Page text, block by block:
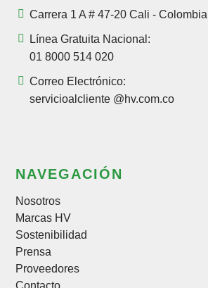
Carrera 1 A # 47-20 Cali - Colombia
Línea Gratuita Nacional:
01 8000 514 020
Correo Electrónico:
servicioalcliente @hv.com.co
NAVEGACIÓN
Nosotros
Marcas HV
Sostenibilidad
Prensa
Proveedores